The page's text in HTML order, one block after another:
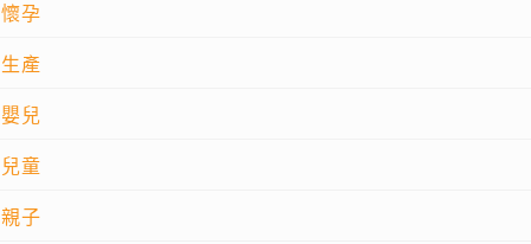
懷孕
生產
嬰兒
兒童
親子